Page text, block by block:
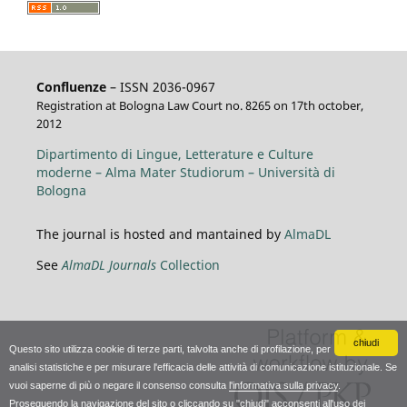
chiudi
Questo sito utilizza cookie di terze parti, talvolta anche di profilazione, per
analisi statistiche e per misurare l'efficacia delle attività di comunicazione istituzionale. Se
vuoi saperne di più o negare il consenso consulta l'informativa sulla privacy.
Proseguendo la navigazione del sito o cliccando su "chiudi" acconsenti all'uso dei
Confluenze– ISSN 2036-0967
Registration at Bologna Law Court no. 8265 on 17th october,
2012
Dipartimento di Lingue, Letterature e Culture
moderne – Alma Mater Studiorum – Università di
Bologna
The journal is hosted and mantained by AlmaDL
SeeAlmaDL JournalsCollection